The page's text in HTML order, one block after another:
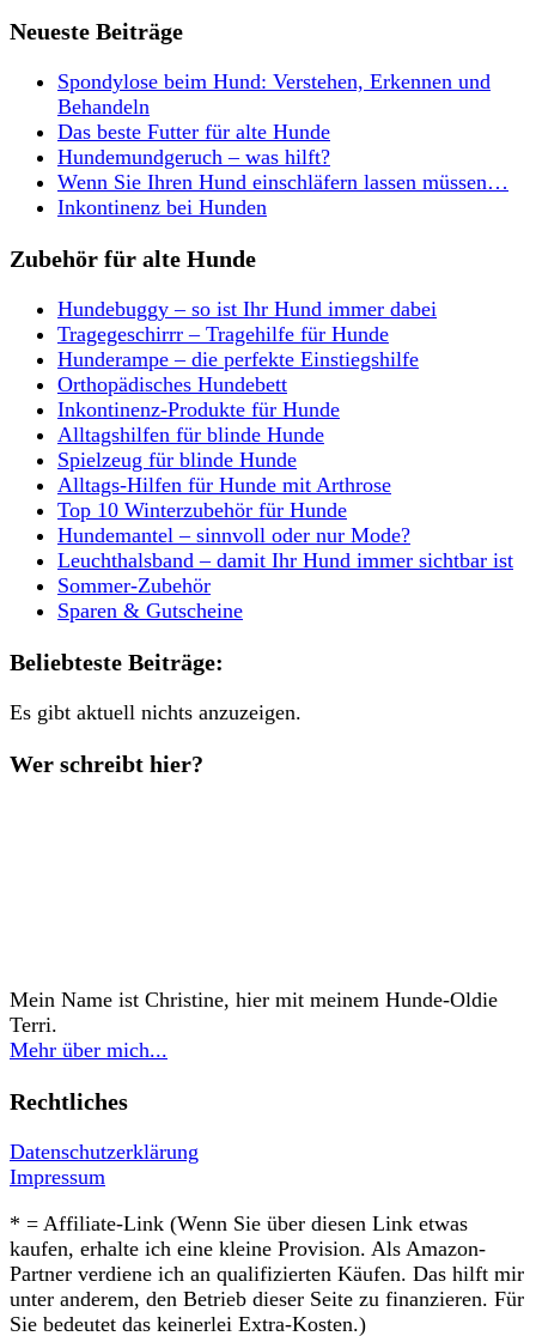
Neueste Beiträge
Spondylose beim Hund: Verstehen, Erkennen und
Behandeln
Das beste Futter für alte Hunde
Hundemundgeruch – was hilft?
Wenn Sie Ihren Hund einschläfern lassen müssen…
Inkontinenz bei Hunden
Zubehör für alte Hunde
Hundebuggy – so ist Ihr Hund immer dabei
Tragegeschirrr – Tragehilfe für Hunde
Hunderampe – die perfekte Einstiegshilfe
Orthopädisches Hundebett
Inkontinenz-Produkte für Hunde
Alltagshilfen für blinde Hunde
Spielzeug für blinde Hunde
Alltags-Hilfen für Hunde mit Arthrose
Top 10 Winterzubehör für Hunde
Hundemantel – sinnvoll oder nur Mode?
Leuchthalsband – damit Ihr Hund immer sichtbar ist
Sommer-Zubehör
Sparen & Gutscheine
Beliebteste Beiträge:
Es gibt aktuell nichts anzuzeigen.
Wer schreibt hier?
Mein Name ist Christine, hier mit meinem Hunde-Oldie
Terri.
Mehr über mich...
Rechtliches
Datenschutzerklärung
Impressum
* = Affiliate-Link (Wenn Sie über diesen Link etwas
kaufen, erhalte ich eine kleine Provision. Als Amazon-
Partner verdiene ich an qualifizierten Käufen. Das hilft mir
unter anderem, den Betrieb dieser Seite zu finanzieren. Für
Sie bedeutet das keinerlei Extra-Kosten.)